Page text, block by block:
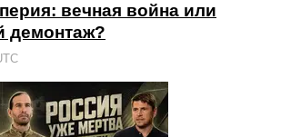
вечная война или
демонтаж?